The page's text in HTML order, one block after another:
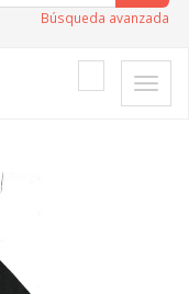
Búsqueda avanzada
Toggle